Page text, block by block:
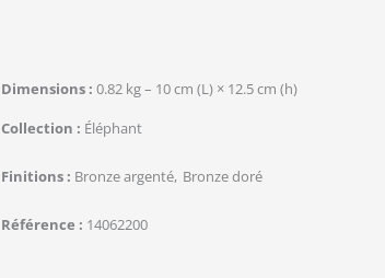
Dimensions 0.82 kg – 10 cm (L) × 12.5 cm (h)
Collection
Éléphant
Finitions Bronze argenté Bronze doré
Référence 14062200